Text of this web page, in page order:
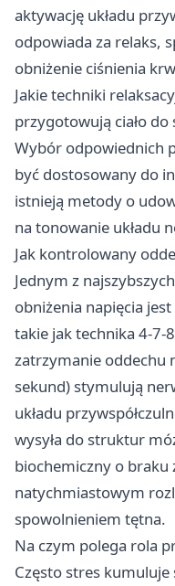
aktywację układu
odpowiada za relaks,
obniżenie ciśnienia
Jakie techniki
przygotowują ciało do
Wybór odpowiednich
być dostosowany do
istnieją metody o
na tonowanie układu
Jak kontrolowany
Jednym z
obniżenia napięcia
takie jak technika 4-7-
zatrzymanie oddechu
sekund) stymulują
układu
wysyła do struktur
biochemiczny o braku
natychmiastowym
spowolnieniem tętna.
Na czym polega rola
Często stres